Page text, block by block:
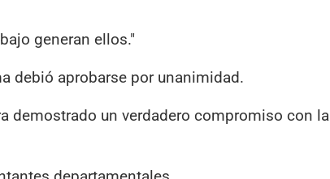
generan ellos."
debió aprobarse por unanimidad.
demostrado un verdadero compromiso con la